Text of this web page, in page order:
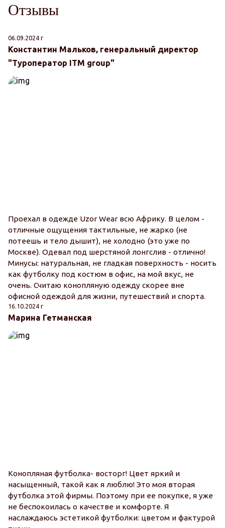
Отзывы
06.09.2024 г
Константин Мальков, генеральный директор
"Туроператор ITM group"
Проехал в одежде Uzor Wear всю Африку. В целом -
отличные ощущения тактильные, не жарко (не
потеешь и тело дышит), не холодно (это уже по
Москве). Одевал под шерстяной лонгслив - отлично!
Минусы: натуральная, не гладкая поверхность - носить
как футболку под костюм в офис, на мой вкус, не
очень. Считаю конопляную одежду скорее вне
офисной одеждой для жизни, путешествий и спорта.
16.10.2024 г
Марина Гетманская
Конопляная футболка- восторг! Цвет яркий и
насыщенный, такой как я люблю! Это моя вторая
футболка этой фирмы. Поэтому при ее покупке, я уже
не беспокоилась о качестве и комфорте. Я
наслаждаюсь эстетикой футболки: цветом и фактурой